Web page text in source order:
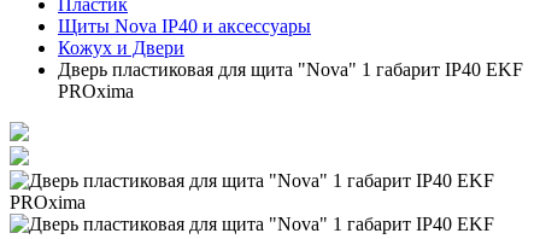
Пластик
Щиты Nova IP40 и аксессуары
Кожух и Двери
Дверь пластиковая для щита "Nova" 1 габарит IP40 EKF
PROxima